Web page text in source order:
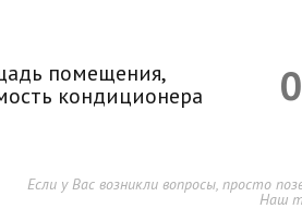
помещения,
кондиционера
Если у Вас возникли вопросы, просто
Наш